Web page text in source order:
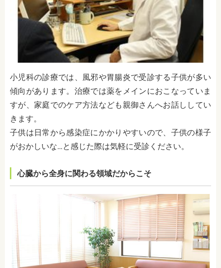
小児科の診療では、風邪や胃腸炎で受診する子供が多い
傾向があります。治療では薬をメインにおこなっていま
すが、家庭でのケア方法なども親御さんへお話ししてい
きます。
子供は日常から感染症にかかりやすいので、子供の様子
がおかしいな…と感じた際は気軽に受診ください。
心臓から全身に関わる領域だからこそ